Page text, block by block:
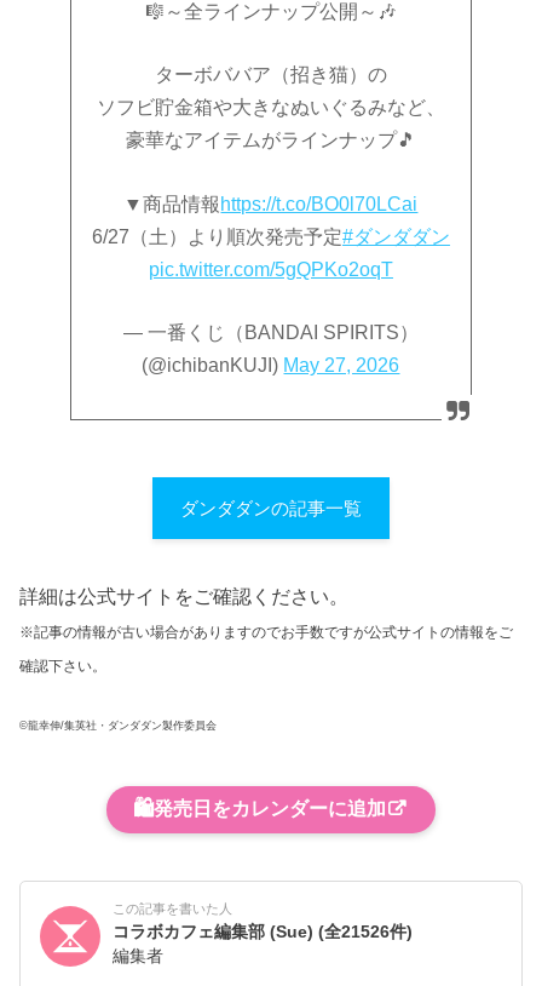
🎼～全ラインナップ公開～🎶
ターボババア（招き猫）の
ソフビ貯金箱や大きなぬいぐるみなど、
豪華なアイテムがラインナップ🎵
▼商品情報 https://t.co/BO0l70LCai
6/27（土）より順次発売予定#ダンダダン
pic.twitter.com/5gQPKo2oqT
— 一番くじ（BANDAI SPIRITS）
(@ichibanKUJI) May 27, 2026
ダンダダンの記事一覧
詳細は公式サイトをご確認ください。
※記事の情報が古い場合がありますのでお手数ですが公式サイトの情報をご
確認下さい。
©龍幸伸/集英社・ダンダダン製作委員会
🛍️発売日をカレンダーに追加
この記事を書いた人
コラボカフェ編集部 (Sue)(全21526件)
編集者